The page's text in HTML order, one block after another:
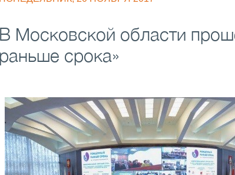
В Московской области
раньше срока»